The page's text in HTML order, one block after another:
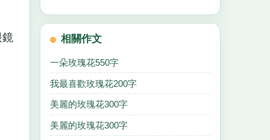
相關作文
一朵玫瑰花550字
我最喜歡玫瑰花200字
美麗的玫瑰花300字
美麗的玫瑰花300字